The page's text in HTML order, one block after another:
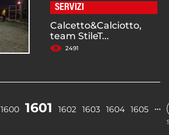
SERVIZI
Calcetto&Calciotto,
team StileT...
2491
1600 1601 1602 1603 1604 1605 …